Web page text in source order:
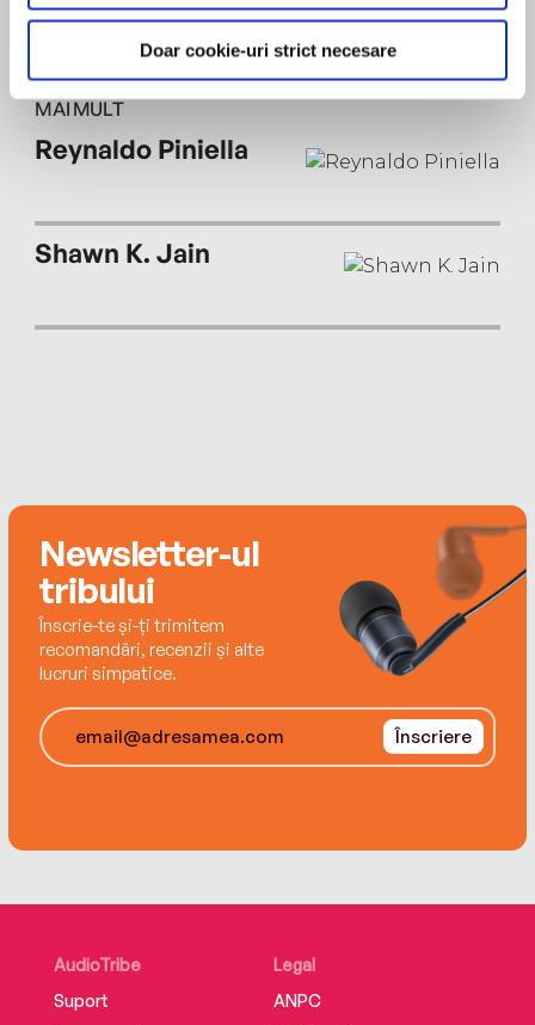
Doar cookie-uri strict necesare
Mifflin Harcourt and has been the series editor
forThe Best American Short Storiessince 2007.
She is the author of the novels The Birthdays, The
Daylight Marriage, and Impersonation.
MAI MULT
Reynaldo Piniella
Shawn K. Jain
Newsletter-ul
tribului
Înscrie-te și-ți trimitem
recomandări, recenzii și alte
lucruri simpatice.
Înscriere
AudioTribe
Suport
Legal
ANPC